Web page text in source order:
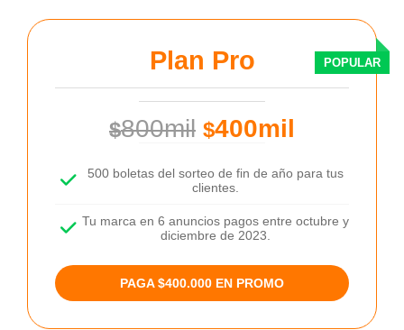
Plan Pro
$800mil $400mil
500 boletas del sorteo de fin de año para tus
clientes.
Tu marca en 6 anuncios pagos entre octubre y
diciembre de 2023.
PAGA $400.000 EN PROMO